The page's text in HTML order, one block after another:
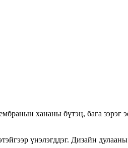
хананы бүтэц, бага зэрэг
үнэлэгддэг. Дизайн